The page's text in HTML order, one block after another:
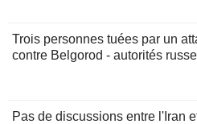
Trois personnes tuées par un
contre Belgorod - autorités
Pas de discussions entre l'Iran